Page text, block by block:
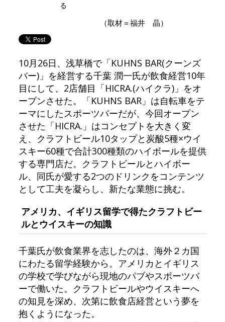
る
（取材＝福井 晶）
10月26日、浅草橋で「KUHNS BAR(クーンズ
バー)」を経営する千葉 潤一氏が飲食経営10年
目にして、2店舗目「HICRA.(ハイクラ)」をオ
ープンさせた。「KUHNS BAR」は自転車をテ
ーマにしたスポーツバーだが、今回オープン
させた「HICRA.」はコンセプトを大きく変
え、クラフトビール10タップと炭酸5種×ウイ
スキー60種で合計300種類のハイボールを提供
する専門店だ。クラフトビールとハイボー
ル、同氏が愛する2つのドリンクをコンテンツ
として工夫を凝らし、新たな業態に挑む。
アメリカ、イギリス留学で得たクラフトビー
ルとウイスキーの知識
千葉氏が飲食業界を志したのは、海外２カ国
にわたる留学経験から。アメリカとイギリス
の学校で学びながら現地のパブやスポーツバ
ーで働いた。クラフトビールやウイスキーへ
の知見を深め、次第に飲食店経営という夢を
抱くようになった。